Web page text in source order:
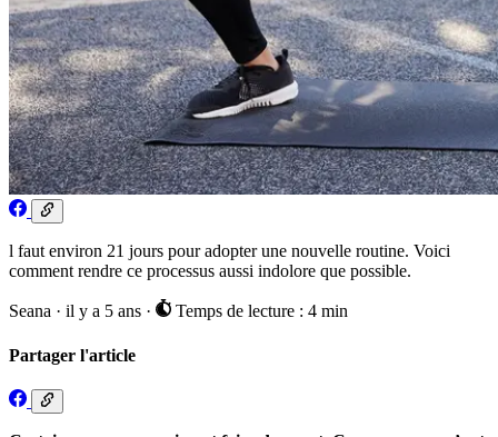
l faut environ 21 jours pour adopter une nouvelle routine. Voici
comment rendre ce processus aussi indolore que possible.
Seana · il y a 5 ans · Temps de lecture : 4 min
Partager l'article